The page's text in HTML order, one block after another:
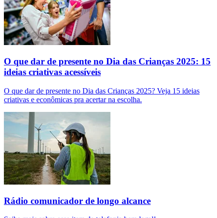
O que dar de presente no Dia das Crianças 2025: 15
ideias criativas acessíveis
O que dar de presente no Dia das Crianças 2025? Veja 15 ideias
criativas e econômicas pra acertar na escolha.
Rádio comunicador de longo alcance